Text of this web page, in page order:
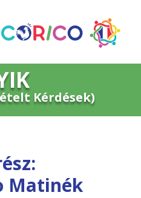
Kérdések)
Matinék